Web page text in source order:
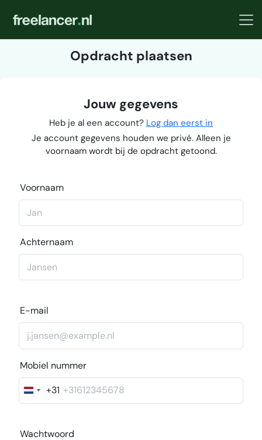
Opdracht plaatsen
Jouw gegevens
Heb je al een account? Log dan eerst in
Je account gegevens houden we privé. Alleen je
voornaam wordt bij de opdracht getoond.
Voornaam
Achternaam
E-mail
Mobiel nummer
Nederland
+31
+31
Wachtwoord